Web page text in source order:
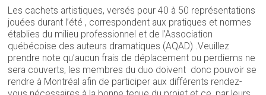
Les cachets artistiques, versés pour 40 à 50 représentations
jouées durant l’été , correspondent aux pratiques et normes
établies du milieu professionnel et de l’Association
québécoise des auteurs dramatiques (AQAD) .Veuillez
prendre note qu’aucun frais de déplacement ou perdiems ne
sera couverts, les membres du duo doivent donc pouvoir se
rendre à Montréal afin de participer aux différents rendez-